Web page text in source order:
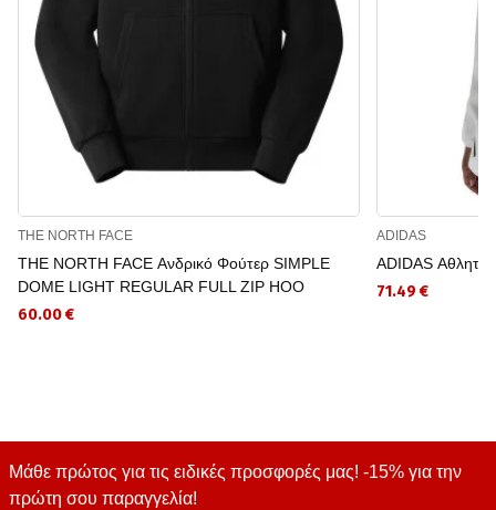
THE NORTH FACE
THE NORTH FACE Ανδρικό Φούτερ SIMPLE
DOME LIGHT REGULAR FULL ZIP HOO
60.00 €
ADIDAS
ADIDAS
71.49 €
Μάθε πρώτος για τις ειδικές προσφορές μας! -15% για την
πρώτη σου παραγγελία!